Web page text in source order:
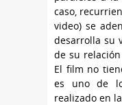
caso,
video) se
desarrolla su
de su
El film no
es uno de
realizado en